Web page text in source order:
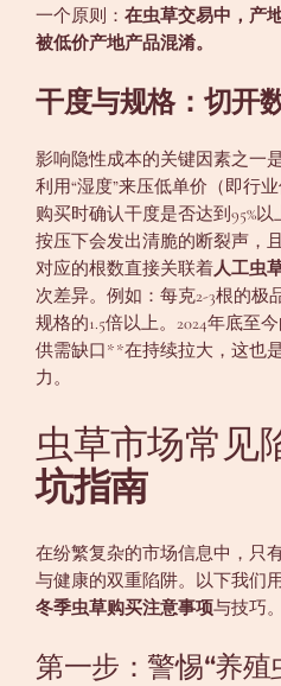
一个原则：在虫草交易中，产
被低价产地产品混淆。
干度与规格：切开
影响隐性成本的关键因素之一
利用“湿度”来压低单价（即行
购买时确认干度是否达到95%
按压下会发出清脆的断裂声，
对应的根数直接关联着人工虫
次差异。例如：每克2-3根的极
规格的1.5倍以上。2024年底至
供需缺口**在持续拉大，这也
力。
虫草市场常见
坑指南
在纷繁复杂的市场信息中，只
与健康的双重陷阱。以下我们
冬季虫草购买注意事项与技巧。
第一步：警惕“养